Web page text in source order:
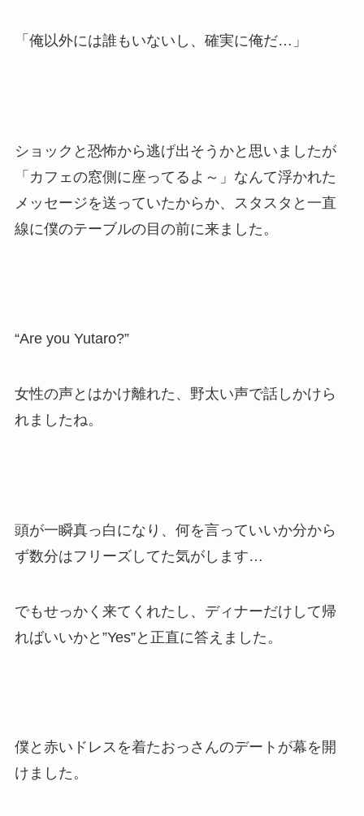
「俺以外には誰もいないし、確実に俺だ…」
ショックと恐怖から逃げ出そうかと思いましたが
「カフェの窓側に座ってるよ～」なんて浮かれた
メッセージを送っていたからか、スタスタと一直
線に僕のテーブルの目の前に来ました。
“Are you Yutaro?”
女性の声とはかけ離れた、野太い声で話しかけら
れましたね。
頭が一瞬真っ白になり、何を言っていいか分から
ず数分はフリーズしてた気がします…
でもせっかく来てくれたし、ディナーだけして帰
ればいいかと”Yes”と正直に答えました。
僕と赤いドレスを着たおっさんのデートが幕を開
けました。